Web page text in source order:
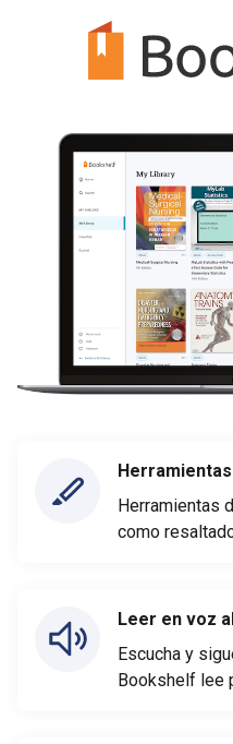
Herramientas
como
Leer en voz
Escucha y
Bookshelf lee